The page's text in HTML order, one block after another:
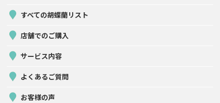
すべての胡蝶蘭リスト
店舗でのご購入
サービス内容
よくあるご質問
お客様の声